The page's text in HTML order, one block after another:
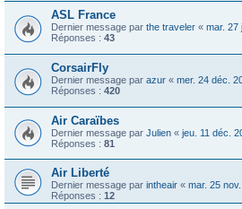
ASL France
Dernier message par the traveler « mar. 27
Réponses : 43
CorsairFly
Dernier message par azur « mer. 24 déc.
Réponses : 420
Air Caraïbes
Dernier message par Julien « jeu. 11 déc.
Réponses : 81
Air Liberté
Dernier message par intheair « mar. 25
Réponses : 12